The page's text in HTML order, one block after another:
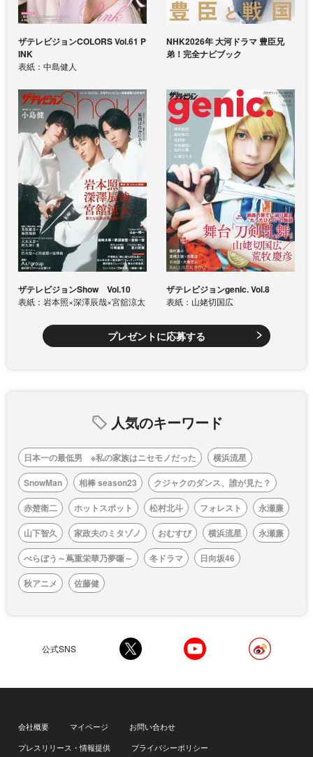
ザテレビジョンCOLORS Vol.61 P
INK
表紙：中島健人
NHK2026年 大河ドラマ 豊臣兄
弟！完全ナビブック
ザテレビジョンShow Vol.10
表紙：岩本照×深澤辰哉×宮舘涼太
ザテレビジョンgenic. Vol.8
表紙：山姥切国広
プレゼントに応募する
人気のキーワード
日本一の最低男 ※私の家族はニセモノだった
横浜流星
SnowMan
相棒 season23
クジャクのダンス、誰が見た？
赤楚衛二
ホットスポット 松村北斗 フォレスト
永瀬廉
山下智久
家政夫のミタゾノ おむすび 横浜流星
永瀬廉
べらぼう～蔦重栄華乃夢噺～
冬ドラマ
日向坂46
秋アニメ
佐藤健
公式SNS
会社概要 マイページ
お問い合わせ
プレスリリース・情報提供
プライバシーポリシー